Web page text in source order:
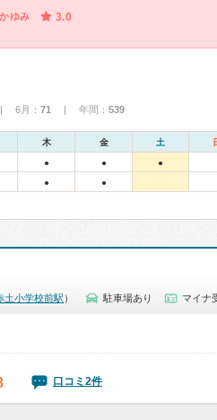
ゆみ 3.0
月： 71 | 年間： 539
木 金 土
● ● ●
● ●
土小学校前駅 ） 駐車場あり マイナ
口コミ2件